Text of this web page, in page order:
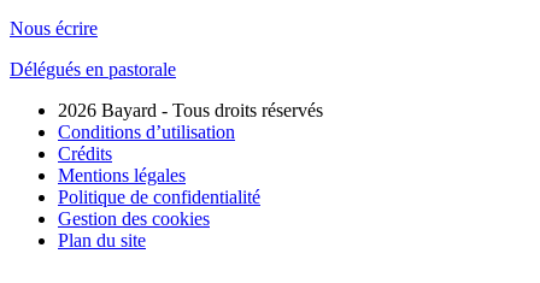
Nous écrire
Délégués en pastorale
2026 Bayard - Tous droits réservés
Conditions d’utilisation
Crédits
Mentions légales
Politique de confidentialité
Gestion des cookies
Plan du site